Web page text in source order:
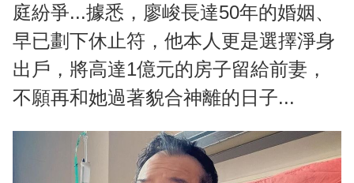
庭紛爭...據悉，廖峻長達50年的婚姻、
早已劃下休止符，他本人更是選擇淨身
出戶，將高達1億元的房子留給前妻，
不願再和她過著貌合神離的日子...